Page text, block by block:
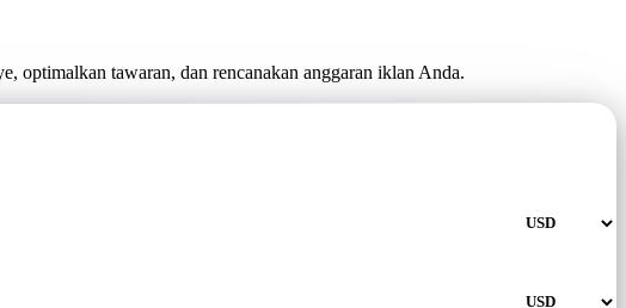
optimalkan tawaran, dan rencanakan anggaran iklan Anda.